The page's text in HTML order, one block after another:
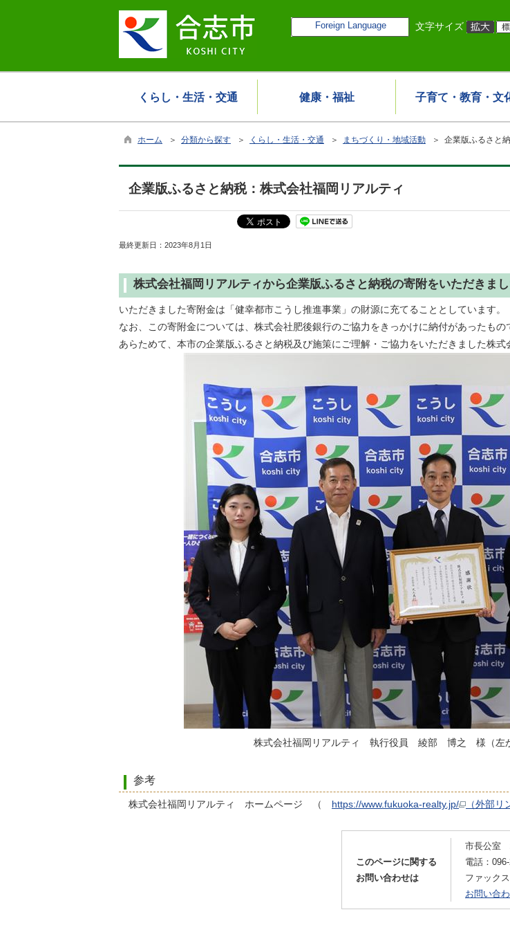
Foreign Language 文字サイズ
くらし・生活・交通 健康・福祉 子育て・教育・文
ホーム ＞ 分類から探す ＞ くらし・生活・交通 ＞ まちづくり・地域活動 ＞ 企業版ふるさと
企業版ふるさと納税：株式会社福岡リアルティ
最終更新日： 2023年8月1日
株式会社福岡リアルティから企業版ふるさと納税の寄附をいただきま
いただきました寄附金は「健幸都市こうし推進事業」の財源に充てることとしています。
なお、この寄附金については、株式会社肥後銀行のご協力をきっかけに納付があったもの
あらためて、本市の企業版ふるさと納税及び施策にご理解・ご協力をいただきました株式
株式会社福岡リアルティ 執行役員 綾部 博之 様（左か
参考
株式会社福岡リアルティ ホームページ （ https://www.fukuoka-realty.jp/ （外部リ
このページに関する
お問い合わせは
市長公室
電話：
ファック
お問い合